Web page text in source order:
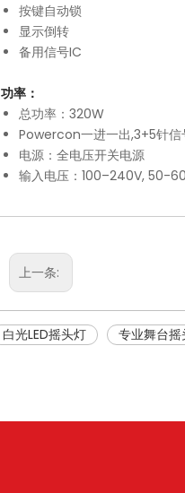
按键自动锁
显示倒转
备用信号IC
功率：
总功率：320W
Powercon一进一出,3+5针信
电源：全电压开关电源
输入电压：100–240V, 50-
上一条:
白光LED摇头灯 专业舞台摇